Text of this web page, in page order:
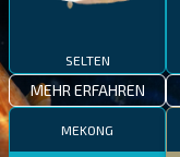
SELTEN
MEHR ERFAHREN
MEKONG